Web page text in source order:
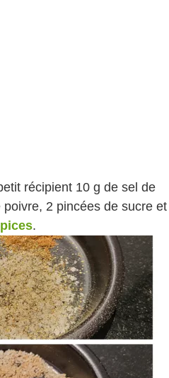
récipient 10 g de sel de
2 pincées de sucre et
.